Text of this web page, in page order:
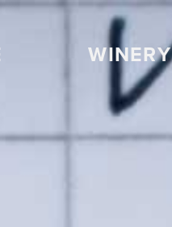
WINERY